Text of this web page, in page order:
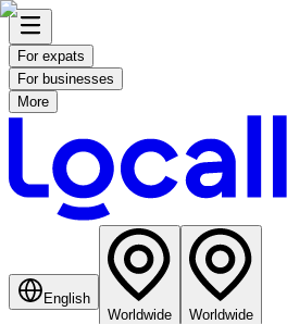
For expats
For businesses
More
English
Worldwide
Worldwide